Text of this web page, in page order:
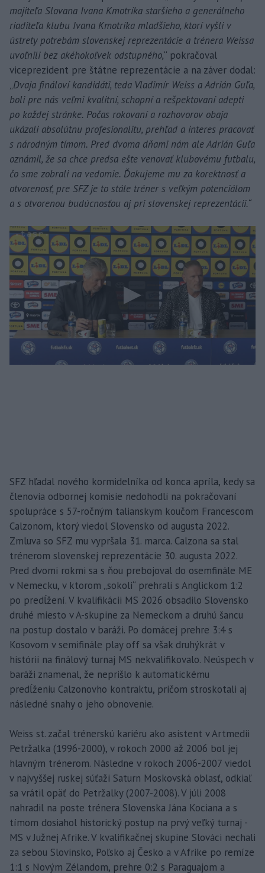
majiteľa Slovana Ivana Kmotríka staršieho a generálneho
riaditeľa klubu Ivana Kmotríka mladšieho, ktorí vyšli v
ústrety potrebám slovenskej reprezentácie a trénera Weissa
uvoľnili bez akéhokoľvek odstupného,“ pokračoval
viceprezident pre štátne reprezentácie a na záver dodal:
„Dvaja fináloví kandidáti, teda Vladimír Weiss a Adrián Guľa,
boli pre nás veľmi kvalitní, schopní a rešpektovaní adepti
po každej stránke. Počas rokovaní a rozhovorov obaja
ukázali absolútnu profesionalitu, prehľad a interes pracovať
s národným tímom. Pred dvoma dňami nám ale Adrián Guľa
oznámil, že sa chce predsa ešte venovať klubovému futbalu,
čo sme zobrali na vedomie. Ďakujeme mu za korektnosť a
otvorenosť, pre SFZ je to stále tréner s veľkým potenciálom
a s otvorenou budúcnosťou aj pri slovenskej reprezentácii.“
SFZ hľadal nového kormidelníka od konca apríla, kedy sa
členovia odbornej komisie nedohodli na pokračovaní
spolupráce s 57-ročným talianskym koučom Francescom
Calzonom, ktorý viedol Slovensko od augusta 2022.
Zmluva so SFZ mu vypršala 31. marca. Calzona sa stal
trénerom slovenskej reprezentácie 30. augusta 2022.
Pred dvomi rokmi sa s ňou prebojoval do osemfinále ME
v Nemecku, v ktorom „sokoli“ prehrali s Anglickom 1:2
po predĺžení. V kvalifikácii MS 2026 obsadilo Slovensko
druhé miesto v A-skupine za Nemeckom a druhú šancu
na postup dostalo v baráži. Po domácej prehre 3:4 s
Kosovom v semifinále play off sa však druhýkrát v
histórii na finálový turnaj MS nekvalifikovalo. Neúspech v
baráži znamenal, že neprišlo k automatickému
predĺženiu Calzonovho kontraktu, pričom stroskotali aj
následné snahy o jeho obnovenie.
Weiss st. začal trénerskú kariéru ako asistent v Artmedii
Petržalka (1996-2000), v rokoch 2000 až 2006 bol jej
hlavným trénerom. Následne v rokoch 2006-2007 viedol
v najvyššej ruskej súťaži Saturn Moskovská oblasť, odkiaľ
sa vrátil opäť do Petržalky (2007-2008). V júli 2008
nahradil na poste trénera Slovenska Jána Kociana a s
tímom dosiahol historický postup na prvý veľký turnaj -
MS v Južnej Afrike. V kvalifikačnej skupine Slováci nechali
za sebou Slovinsko, Poľsko aj Česko a v Afrike po remíze
1:1 s Novým Zélandom, prehre 0:2 s Paraguajom a